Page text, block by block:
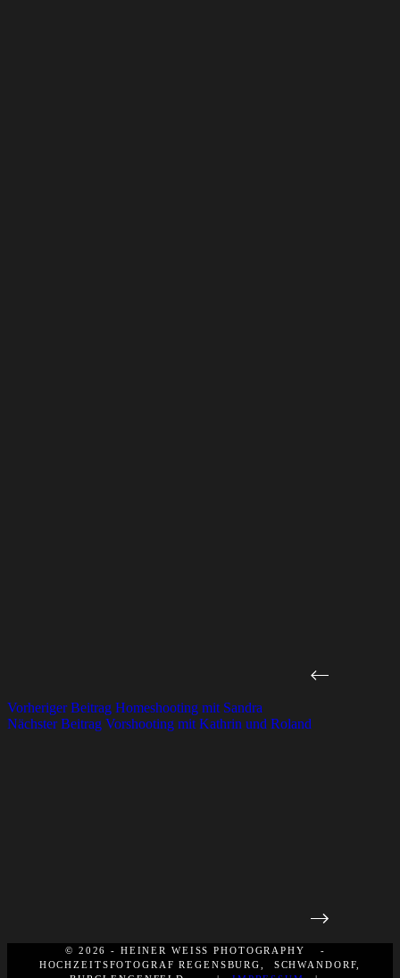
VorherigerBeitrag Homeshooting mit Sandra
NächsterBeitrag Vorshooting mit Kathrin und Roland
© 2026 - HEINER WEISS PHOTOGRAPHY -
HOCHZEITSFOTOGRAF REGENSBURG, SCHWANDORF,